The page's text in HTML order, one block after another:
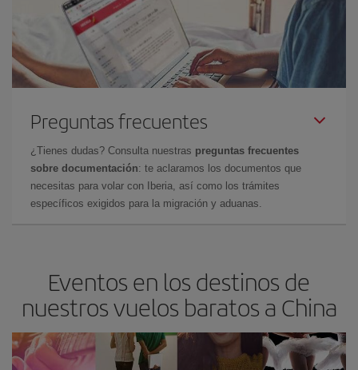
Preguntas frecuentes
¿Tienes dudas? Consulta nuestras preguntas frecuentes
sobre documentación: te aclaramos los documentos que
necesitas para volar con Iberia, así como los trámites
específicos exigidos para la migración y aduanas.
Eventos en los destinos de
nuestros vuelos baratos a China